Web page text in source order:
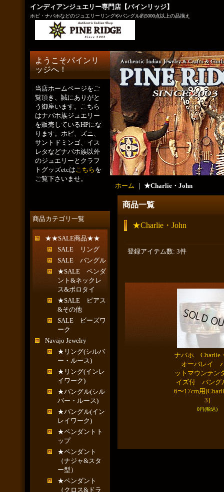
インディアンジュエリー専門店【パインリッジ】
ホピ・ナバホなどのジュエリーリングやバングル約5000点以上の品揃え
ようこそパインリ
ッジへ！
当店ホームページをご
覧頂き、誠にありがと
う御座います。こちら
はナバホ族ジュエリー
を販売しているHPにな
ります。ホピ、ズニ、
サントドミンゴ、イス
レタなどナバホ族以外
のジュエリーとクラフ
トグッズetcはこちら を
ご覧下さいませ。
商品カテゴリ一覧
★★SALE商品★★
SALE リング
SALE バングル
★SALE ペンダ
ント&ネックレ
ス&ボロタイ
★SALE ピアス
&その他
SALE ビーズワ
ーク
Navajo Jewelry
★リング(シルバ
ー・ルース)
★リング(インレ
イワーク)
★バングル(シル
バー・ルース)
★バングル(イン
レイワーク)
★ペンダントト
ップ
★ペンダント
（ナジャ&スタ
ー型）
★ペンダント
（クロス&ドラ
ホーム ｜ ★Charlie・John
商品一覧
★Charlie・John
登録アイテム数: 3件
ナバホ Charlie
オーバレイ
ットマウンテン
イズ付 バング
6〜17cm用
3]
0円(税込)